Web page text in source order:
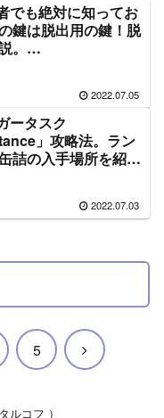
でも絶対に知ってお
鍵は脱出用の鍵！脱
。
2022.07.05
ータスク
」攻略法。ラン
詰の入手場所を紹
2022.07.03
5
次
ルコフ ）